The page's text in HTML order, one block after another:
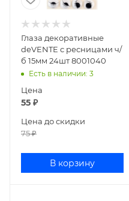
Глаза декоративные
deVENTE с ресницами ч/
б 15мм 24шт 8001040
Есть в наличии: 3
Цена
55 ₽
Цена до скидки
75₽
В корзину